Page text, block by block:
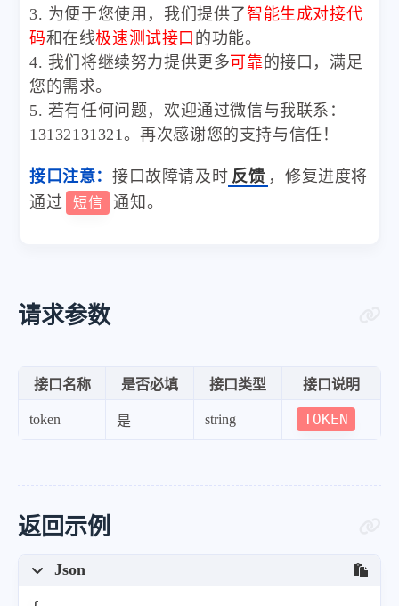
3. 为便于您使用，我们提供了智能生成对接代
码和在线极速测试接口 的功能。
4. 我们将继续努力提供更多可靠的接口，满足
您的需求。
5. 若有任何问题，欢迎通过微信与我联系：
13132131321。再次感谢您的支持与信任！
接口注意： 接口故障请及时 反馈 ，修复进度将
通过
短信 通知。
请求参数
接口名称 是否必填 接口类型 接口说明
token 是 string TOKEN
返回示例
Json